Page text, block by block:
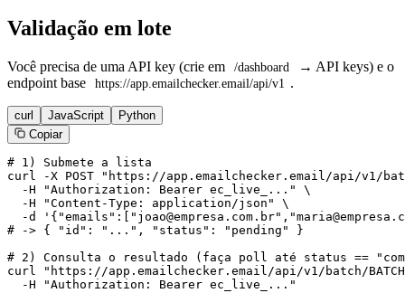
Validação em lote
Você precisa de uma API key (crie em /dashboard
→ API keys) e o
endpoint base
https://app.emailchecker.email/api/v1 .
curl JavaScript
Python
Copiar
# 1) Submete a lista
curl -X POST "https://app.emailchecker.email/api/v1/
  -H "Authorization: Bearer ec_live_..." \
  -H "Content-Type: application/json" \
-d
# -> { "id": "...", "status": "pending" }
# 2) Consulta o resultado (faça poll até status ==
curl "https://app.emailchecker.email/api/v1/batch/
  -H "Authorization: Bearer ec_live_..."